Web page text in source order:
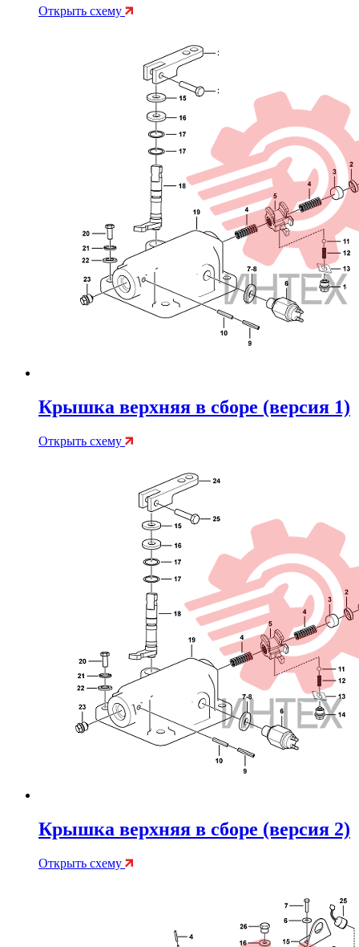
Открыть схему
Крышка верхняя в сборе (версия 1)
Открыть схему
Крышка верхняя в сборе (версия 2)
Открыть схему